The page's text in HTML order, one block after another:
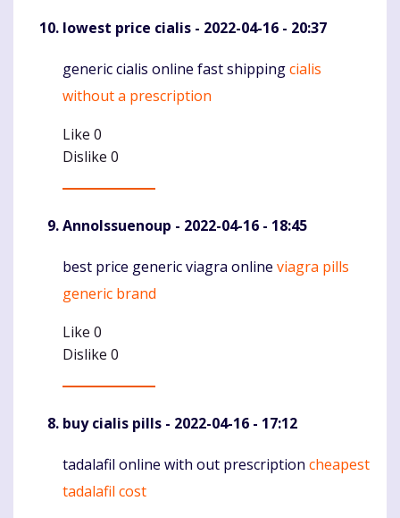
lowest price cialis - 2022-04-16 - 20:37
Komentaras
generic cialis online fast shippingcialis
without a prescription
Like 0
Dislike 0
AnnoIssuenoup - 2022-04-16 - 18:45
Komentaras
best price generic viagra online viagra pills
generic brand
Like 0
Dislike 0
buy cialis pills - 2022-04-16 - 17:12
Komentaras
tadalafil online with out prescription cheapest
tadalafil cost